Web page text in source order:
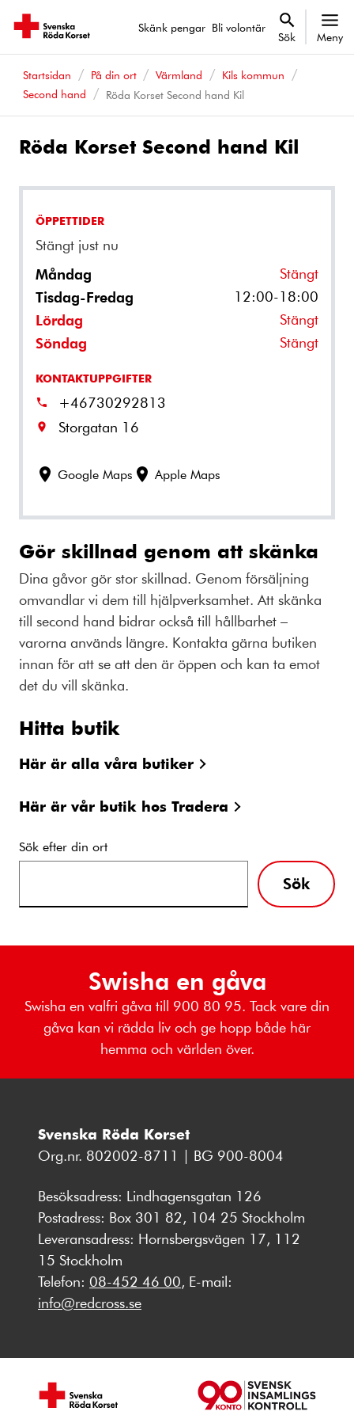
Skänk pengar Bli volontär
Sök Meny
Startsidan På din ort Värmland
Kils kommun
Second hand
Röda Korset Second hand Kil
Röda Korset Second hand Kil
ÖPPETTIDER
Stängt just nu
Måndag Stängt
Tisdag-Fredag 12:00-18:00
Lördag Stängt
Söndag Stängt
KONTAKTUPPGIFTER
+46730292813
Storgatan 16
Google Maps Apple Maps
Gör skillnad genom att skänka
Dina gåvor gör stor skillnad. Genom försäljning
omvandlar vi dem till hjälpverksamhet. Att skänka
till second hand bidrar också till hållbarhet –
varorna används längre. Kontakta gärna butiken
innan för att se att den är öppen och kan ta emot
det du vill skänka.
Hitta butik
Här är alla våra butiker
Här är vår butik hos Tradera
Sök efter din ort
Sök
Swisha en gåva
Swisha en valfri gåva till 900 80 95. Tack vare din
gåva kan vi rädda liv och ge hopp både här
hemma och världen över.
Svenska Röda Korset
Org.nr. 802002-8711 | BG 900-8004
Besöksadress: Lindhagensgatan 126
Postadress: Box 301 82, 104 25 Stockholm
Leveransadress: Hornsbergsvägen 17, 112
15 Stockholm
Telefon: 08-452 46 00, E-mail:
info@redcross.se